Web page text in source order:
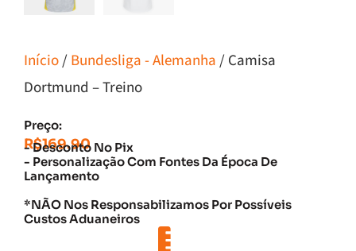
Início / Bundesliga - Alemanha / Camisa
Dortmund – Treino
Preço:
R$169.90
- Desconto No Pix
- Personalização Com Fontes Da Época De
Lançamento
*NÃO Nos Responsabilizamos Por Possíveis
Custos Aduaneiros